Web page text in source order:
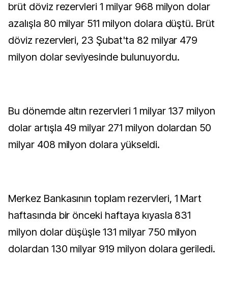
brüt döviz rezervleri 1 milyar 968 milyon dolar
azalışla 80 milyar 511 milyon dolara düştü. Brüt
döviz rezervleri, 23 Şubat'ta 82 milyar 479
milyon dolar seviyesinde bulunuyordu.
Bu dönemde altın rezervleri 1 milyar 137 milyon
dolar artışla 49 milyar 271 milyon dolardan 50
milyar 408 milyon dolara yükseldi.
Merkez Bankasının toplam rezervleri, 1 Mart
haftasında bir önceki haftaya kıyasla 831
milyon dolar düşüşle 131 milyar 750 milyon
dolardan 130 milyar 919 milyon dolara geriledi.